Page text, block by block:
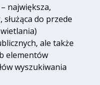
– największa,
do przede
ale także
elementów
wyszukiwania